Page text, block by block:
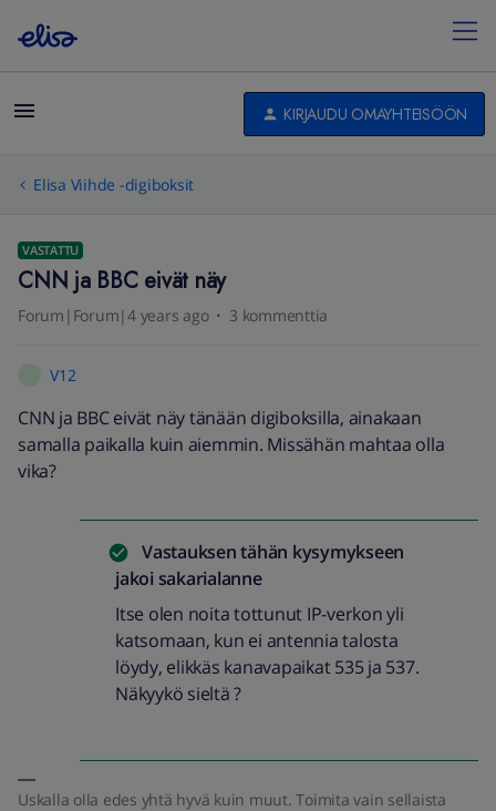
KIRJAUDU OMAYHTEISÖÖN
Elisa Viihde -digiboksit
VASTATTU
CNN ja BBC eivät näy
Forum|Forum|4 years ago 3 kommenttia
V12
CNN ja BBC eivät näy tänään digiboksilla, ainakaan
samalla paikalla kuin aiemmin. Missähän mahtaa olla
vika?
Vastauksen tähän kysymykseen
jakoi sakarialanne
Itse olen noita tottunut IP-verkon yli
katsomaan, kun ei antennia talosta
löydy, elikkäs kanavapaikat 535 ja 537.
Näkyykö sieltä ?
Uskalla olla edes yhtä hyvä kuin muut. Toimita vain sellaista